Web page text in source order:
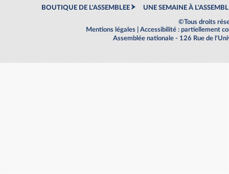
BOUTIQUE DE L'ASSEMBLEE UNE SEMAINE À
©Tous droits
Mentions légales
Accessibilité : partiellement
Assemblée nationale - 126 Rue de